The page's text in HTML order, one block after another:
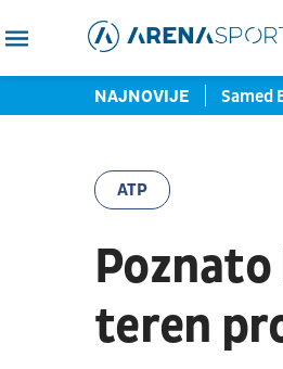
NAJNOVIJE
zaustavljene u Torontu Samed
ATP
teren